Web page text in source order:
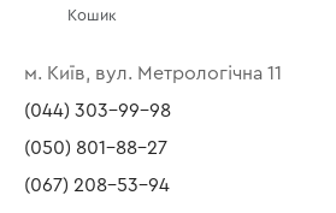
Кошик
м. Київ, вул. Метрологічна 11
(044) 303-99-98
(050) 801-88-27
(067) 208-53-94